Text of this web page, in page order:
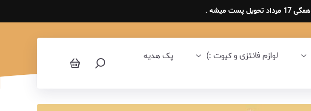
لوازم فانتزی و کیوت :)
پک هدیه